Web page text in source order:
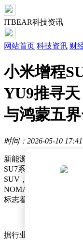
ITBEAR科技资讯
网站首页 科技资讯 财
小米增程
YU9推寻
与鸿蒙五
时间：2026-05-10
新能源市场的竞争愈
SU7系列在纯电领域
SUV，并计划将其归入
NOMAD），而非沿用
标志着小米在汽车领域
据行业内部消息，这